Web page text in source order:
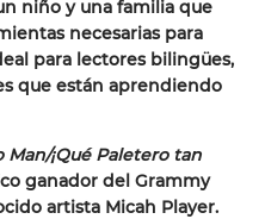
niño y una familia que
necesarias para
para lectores bilingües,
que están aprendiendo
Man/¡Qué Paletero tan
ganador del Grammy
artista Micah Player.